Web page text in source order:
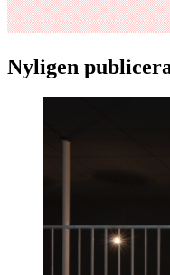
Nyligen